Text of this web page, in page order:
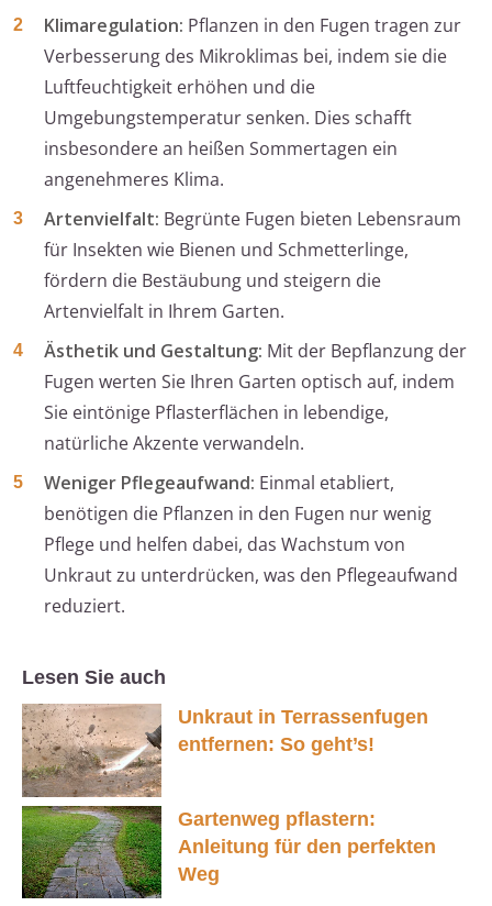
Klimaregulation: Pflanzen in den Fugen tragen zur
Verbesserung des Mikroklimas bei, indem sie die
Luftfeuchtigkeit erhöhen und die
Umgebungstemperatur senken. Dies schafft
insbesondere an heißen Sommertagen ein
angenehmeres Klima.
Artenvielfalt: Begrünte Fugen bieten Lebensraum
für Insekten wie Bienen und Schmetterlinge,
fördern die Bestäubung und steigern die
Artenvielfalt in Ihrem Garten.
Ästhetik und Gestaltung: Mit der Bepflanzung der
Fugen werten Sie Ihren Garten optisch auf, indem
Sie eintönige Pflasterflächen in lebendige,
natürliche Akzente verwandeln.
Weniger Pflegeaufwand: Einmal etabliert,
benötigen die Pflanzen in den Fugen nur wenig
Pflege und helfen dabei, das Wachstum von
Unkraut zu unterdrücken, was den Pflegeaufwand
reduziert.
Lesen Sie auch
Unkraut in Terrassenfugen
entfernen: So geht’s!
Gartenweg pflastern:
Anleitung für den perfekten
Weg